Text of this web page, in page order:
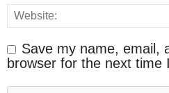
Save my name, email,
browser for the next time